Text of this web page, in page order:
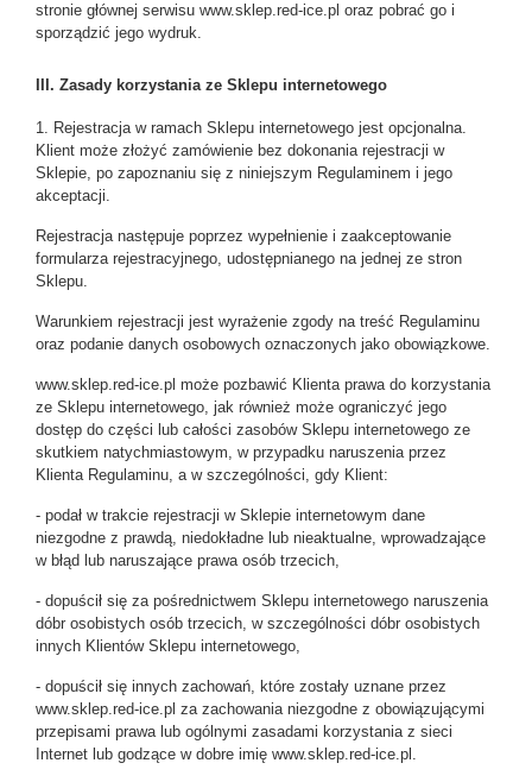
stronie głównej serwisu www.sklep.red-ice.pl oraz pobrać go i
sporządzić jego wydruk.
III. Zasady korzystania ze Sklepu internetowego
1. Rejestracja w ramach Sklepu internetowego jest opcjonalna.
Klient może złożyć zamówienie bez dokonania rejestracji w
Sklepie, po zapoznaniu się z niniejszym Regulaminem i jego
akceptacji.
Rejestracja następuje poprzez wypełnienie i zaakceptowanie
formularza rejestracyjnego, udostępnianego na jednej ze stron
Sklepu.
Warunkiem rejestracji jest wyrażenie zgody na treść Regulaminu
oraz podanie danych osobowych oznaczonych jako obowiązkowe.
www.sklep.red-ice.pl może pozbawić Klienta prawa do korzystania
ze Sklepu internetowego, jak również może ograniczyć jego
dostęp do części lub całości zasobów Sklepu internetowego ze
skutkiem natychmiastowym, w przypadku naruszenia przez
Klienta Regulaminu, a w szczególności, gdy Klient:
- podał w trakcie rejestracji w Sklepie internetowym dane
niezgodne z prawdą, niedokładne lub nieaktualne, wprowadzające
w błąd lub naruszające prawa osób trzecich,
- dopuścił się za pośrednictwem Sklepu internetowego naruszenia
dóbr osobistych osób trzecich, w szczególności dóbr osobistych
innych Klientów Sklepu internetowego,
- dopuścił się innych zachowań, które zostały uznane przez
www.sklep.red-ice.pl za zachowania niezgodne z obowiązującymi
przepisami prawa lub ogólnymi zasadami korzystania z sieci
Internet lub godzące w dobre imię www.sklep.red-ice.pl.